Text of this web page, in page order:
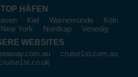
TOP HÄFEN
Kiel Warnemünde
Köln
New York Nordkap
Venedig
WEBSITES
cruise1st.com.au
cruise1st.co.uk